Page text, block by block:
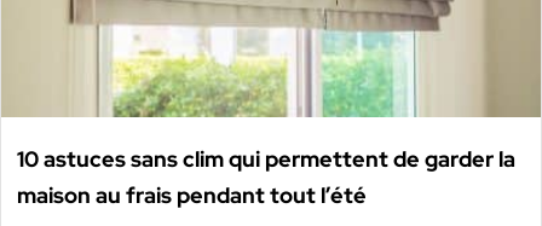
10 astuces sans clim qui permettent de garder la
maison au frais pendant tout l’été